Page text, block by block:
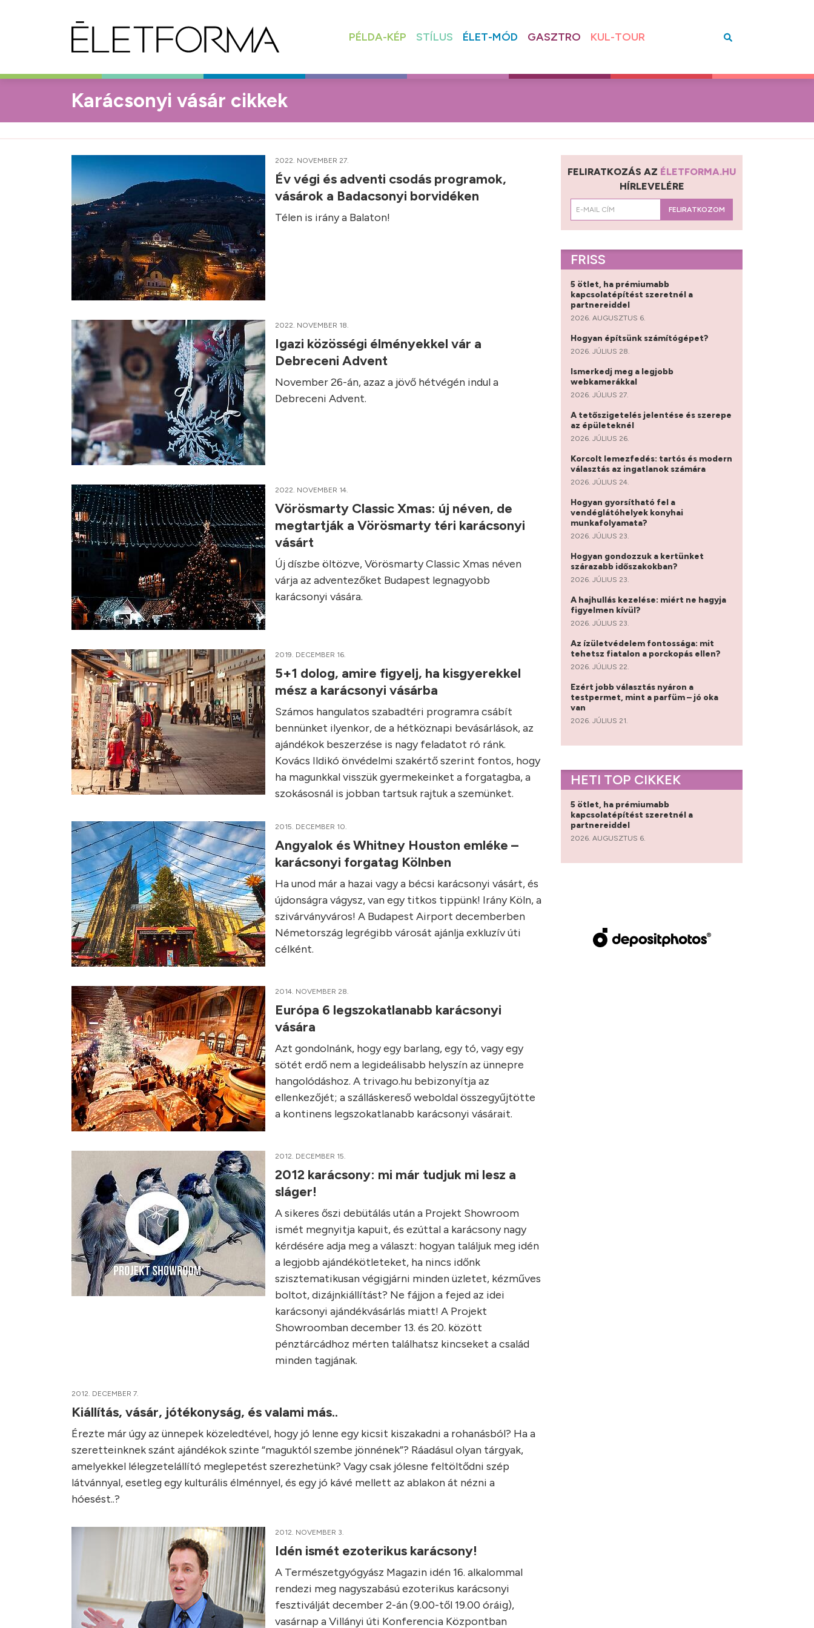
PÉLDA-KÉP STÍLUS ÉLET-MÓD GASZTRO KUL-TOUR
Karácsonyi vásár cikkek
2022. NOVEMBER 27.
Év végi és adventi csodás programok,
vásárok a Badacsonyi borvidéken
Télen is irány a Balaton!
2022. NOVEMBER 18.
Igazi közösségi élményekkel vár a
Debreceni Advent
November 26-án, azaz a jövő hétvégén indul a
Debreceni Advent.
2022. NOVEMBER 14.
Vörösmarty Classic Xmas: új néven, de
megtartják a Vörösmarty téri karácsonyi
vásárt
Új díszbe öltözve, Vörösmarty Classic Xmas néven
várja az adventezőket Budapest legnagyobb
karácsonyi vására.
2019. DECEMBER 16.
5+1 dolog, amire figyelj, ha kisgyerekkel
mész a karácsonyi vásárba
Számos hangulatos szabadtéri programra csábít
bennünket ilyenkor, de a hétköznapi bevásárlások, az
ajándékok beszerzése is nagy feladatot ró ránk.
Kovács Ildikó önvédelmi szakértő szerint fontos, hogy
ha magunkkal visszük gyermekeinket a forgatagba, a
szokásosnál is jobban tartsuk rajtuk a szemünket.
2015. DECEMBER 10.
Angyalok és Whitney Houston emléke –
karácsonyi forgatag Kölnben
Ha unod már a hazai vagy a bécsi karácsonyi vásárt, és
újdonságra vágysz, van egy titkos tippünk! Irány Köln, a
szivárványváros! A Budapest Airport decemberben
Németország legrégibb városát ajánlja exkluzív úti
célként.
2014. NOVEMBER 28.
Európa 6 legszokatlanabb karácsonyi
vására
Azt gondolnánk, hogy egy barlang, egy tó, vagy egy
sötét erdő nem a legideálisabb helyszín az ünnepre
hangolódáshoz. A trivago.hu bebizonyítja az
ellenkezőjét; a szálláskereső weboldal összegyűjtötte
a kontinens legszokatlanabb karácsonyi vásárait.
2012. DECEMBER 15.
2012 karácsony: mi már tudjuk mi lesz a
sláger!
A sikeres őszi debütálás után a Projekt Showroom
ismét megnyitja kapuit, és ezúttal a karácsony nagy
kérdésére adja meg a választ: hogyan találjuk meg idén
a legjobb ajándékötleteket, ha nincs időnk
szisztematikusan végigjárni minden üzletet, kézműves
boltot, dizájnkiállítást? Ne fájjon a fejed az idei
karácsonyi ajándékvásárlás miatt! A Projekt
Showroomban december 13. és 20. között
pénztárcádhoz mérten találhatsz kincseket a család
minden tagjának.
2012. DECEMBER 7.
Kiállítás, vásár, jótékonyság, és valami más..
Érezte már úgy az ünnepek közeledtével, hogy jó lenne egy kicsit kiszakadni a rohanásból? Ha a
szeretteinknek szánt ajándékok szinte “maguktól szembe jönnének”? Ráadásul olyan tárgyak,
amelyekkel lélegzetelállító meglepetést szerezhetünk? Vagy csak jólesne feltöltődni szép
látvánnyal, esetleg egy kulturális élménnyel, és egy jó kávé mellett az ablakon át nézni a
hóesést..?
2012. NOVEMBER 3.
Idén ismét ezoterikus karácsony!
A Természetgyógyász Magazin idén 16. alkalommal
rendezi meg nagyszabású ezoterikus karácsonyi
fesztiválját december 2-án (9.00-től 19.00 óráig),
vasárnap a Villányi úti Konferencia Központban
FELIRATKOZÁS AZ ÉLETFORMA.HU
HÍRLEVELÉRE
FELIRATKOZOM
FRISS
5 ötlet, ha prémiumabb
kapcsolatépítést szeretnél a
partnereiddel
2026. AUGUSZTUS 6.
Hogyan építsünk számítógépet?
2026. JÚLIUS 28.
Ismerkedj meg a legjobb
webkamerákkal
2026. JÚLIUS 27.
A tetőszigetelés jelentése és szerepe
az épületeknél
2026. JÚLIUS 26.
Korcolt lemezfedés: tartós és modern
választás az ingatlanok számára
2026. JÚLIUS 24.
Hogyan gyorsítható fel a
vendéglátóhelyek konyhai
munkafolyamata?
2026. JÚLIUS 23.
Hogyan gondozzuk a kertünket
szárazabb időszakokban?
2026. JÚLIUS 23.
A hajhullás kezelése: miért ne hagyja
figyelmen kívül?
2026. JÚLIUS 23.
Az ízületvédelem fontossága: mit
tehetsz fiatalon a porckopás ellen?
2026. JÚLIUS 22.
Ezért jobb választás nyáron a
testpermet, mint a parfüm – jó oka
van
2026. JÚLIUS 21.
HETI TOP CIKKEK
5 ötlet, ha prémiumabb
kapcsolatépítést szeretnél a
partnereiddel
2026. AUGUSZTUS 6.